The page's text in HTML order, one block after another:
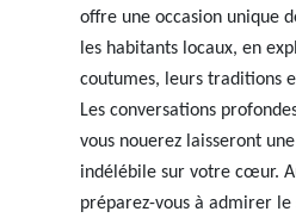
offre une occasion unique
les habitants locaux, en
coutumes, leurs traditions
Les conversations
vous nouerez laisseront
indélébile sur votre cœur.
préparez-vous à admirer le